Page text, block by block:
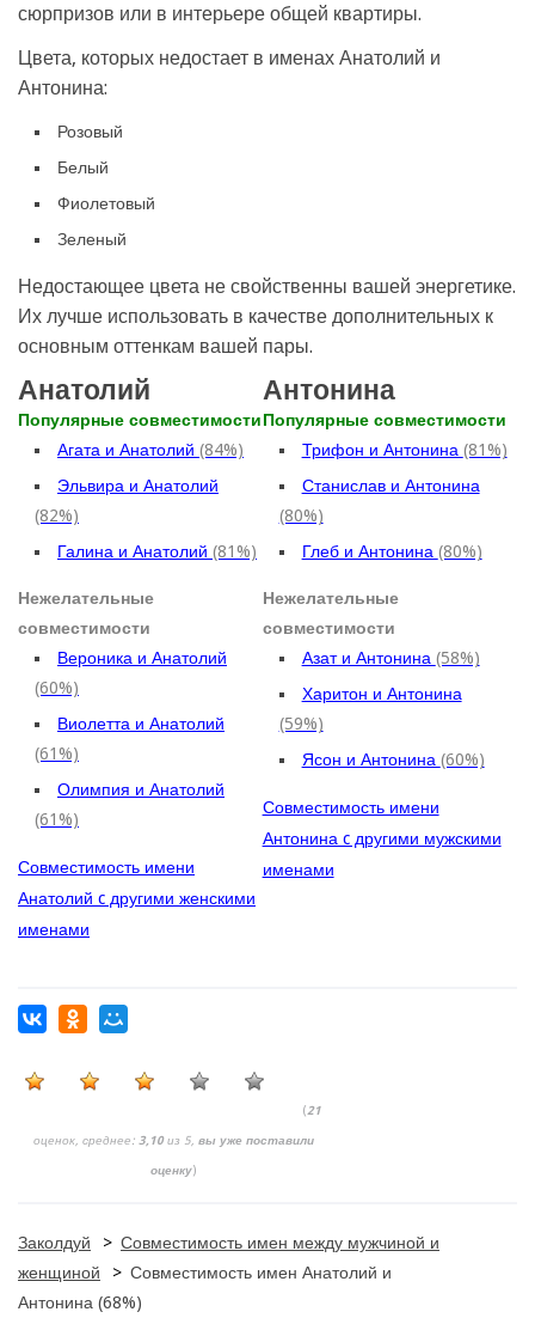
сюрпризов или в интерьере общей квартиры.
Цвета, которых недостает в именах Анатолий и
Антонина:
Розовый
Белый
Фиолетовый
Зеленый
Недостающее цвета не свойственны вашей энергетике.
Их лучше использовать в качестве дополнительных к
основным оттенкам вашей пары.
Анатолий
Популярные совместимости
Агата и Анатолий (84%)
Эльвира и Анатолий
(82%)
Галина и Анатолий (81%)
Нежелательные
совместимости
Вероника и Анатолий
(60%)
Виолетта и Анатолий
(61%)
Олимпия и Анатолий
(61%)
Совместимость имени
Анатолий c другими женскими
именами
Антонина
Популярные совместимости
Трифон и Антонина (81%)
Станислав и Антонина
(80%)
Глеб и Антонина (80%)
Нежелательные
совместимости
Азат и Антонина (58%)
Харитон и Антонина
(59%)
Ясон и Антонина (60%)
Совместимость имени
Антонина c другими мужскими
именами
(21
оценок, среднее: 3,10из 5, вы уже поставили
оценку)
Заколдуй > Совместимость имен между мужчиной и
женщиной
> Совместимость имен Анатолий и
Антонина (68%)